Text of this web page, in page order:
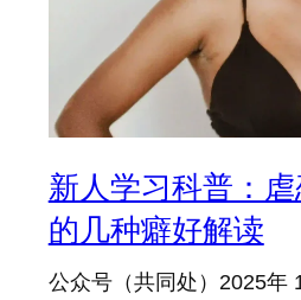
新人学习科普：
的几种癖好解读
公众号（共同处） 2025年